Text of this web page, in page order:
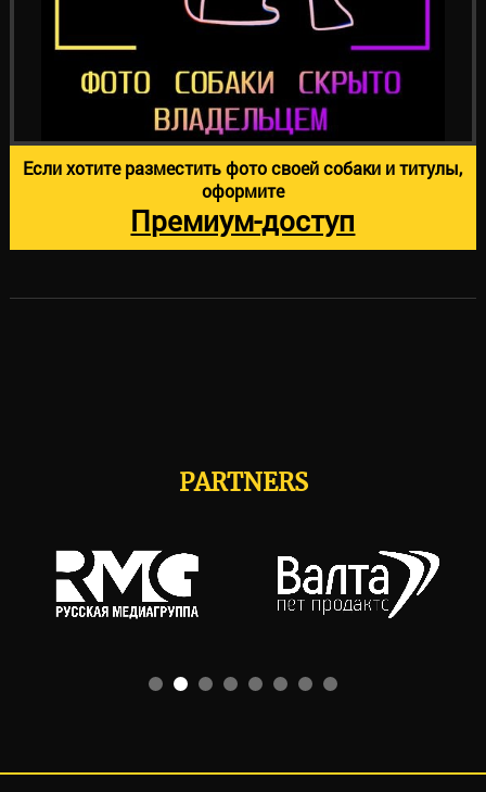
Если хотите разместить фото своей собаки и титулы,
оформите
Премиум-доступ
PARTNERS